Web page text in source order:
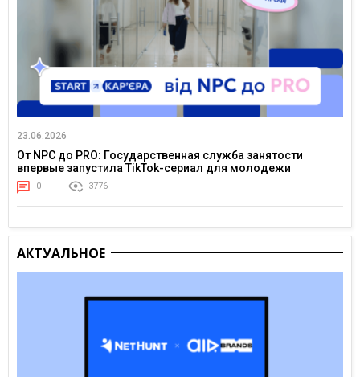
23.06.2026
От NPC до PRO: Государственная служба занятости
впервые запустила TikTok-сериал для молодежи
0 3776
АКТУАЛЬНОЕ